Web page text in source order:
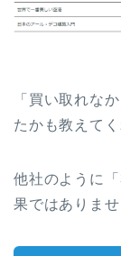
「買い取れな
たかも教えてく
他社のように
果ではありませ